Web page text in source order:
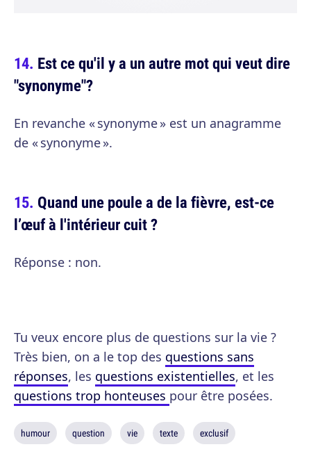
Est ce qu'il y a un autre mot qui veut dire
"synonyme"?
En revanche « synonyme » est un anagramme
de « synonyme ».
Quand une poule a de la fièvre, est-ce
l’œuf à l'intérieur cuit ?
Réponse : non.
Tu veux encore plus de questions sur la vie ?
Très bien, on a le top des questions sans
réponses, les questions existentielles, et les
questions trop honteuses pour être posées.
humour question vie texte exclusif